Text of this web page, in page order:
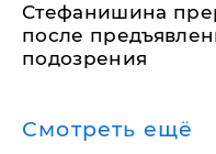
Стефанишина
после
подозрения
Смотреть ещё